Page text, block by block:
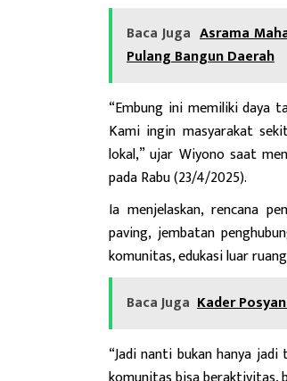
Baca Juga Asrama
Pulang Bangun Daerah
“Embung ini memiliki daya
Kami ingin masyarakat
lokal,” ujar Wiyono saat
pada Rabu (23/4/2025).
Ia menjelaskan, rencana
paving, jembatan
komunitas, edukasi luar
Baca Juga Kader
“Jadi nanti bukan hanya